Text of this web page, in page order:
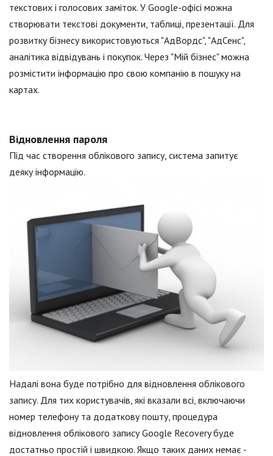
текстових і голосових заміток. У Google-офісі можна
створювати текстові документи, таблиці, презентації. Для
розвитку бізнесу використовуються "АдВордс", "АдСенс",
аналітика відвідувань і покупок. Через "Мій бізнес" можна
розмістити інформацію про свою компанію в пошуку на
картах.
Відновлення пароля
Під час створення облікового запису, система запитує
деяку інформацію.
Надалі вона буде потрібно для відновлення облікового
запису. Для тих користувачів, які вказали всі, включаючи
номер телефону та додаткову пошту, процедура
відновлення облікового запису Google Recovery буде
достатньо простій і швидкою. Якщо таких даних немає -